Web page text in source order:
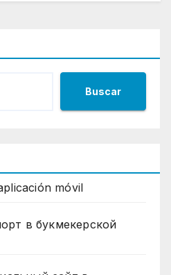
Buscar
móvil
в букмекерской